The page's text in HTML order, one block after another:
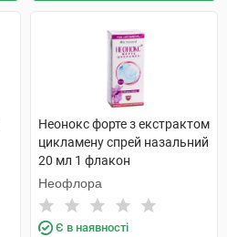
Неонокс форте з екстрактом
цикламену спрей назальний
20 мл 1 флакон
Неофлора
Є в наявності